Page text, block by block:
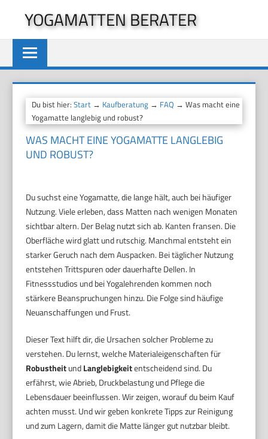
springen
YOGAMATTEN BERATER
Du bist hier:Start → Kaufberatung → FAQ → Was macht eine
Yogamatte langlebig und robust?
WAS MACHT EINE YOGAMATTE LANGLEBIG
UND ROBUST?
Du suchst eine Yogamatte, die lange hält, auch bei häufiger
Nutzung. Viele erleben, dass Matten nach wenigen Monaten
sichtbar altern. Der Belag nutzt sich ab. Kanten fransen. Die
Oberfläche wird glatt und rutschig. Manchmal entsteht ein
starker Geruch nach dem Auspacken. Bei täglicher Nutzung
entstehen Trittspuren oder dauerhafte Dellen. In
Fitnessstudios und bei Yogalehrenden kommen noch
stärkere Beanspruchungen hinzu. Die Folge sind häufige
Neuanschaffungen und Frust.
Dieser Text hilft dir, die Ursachen solcher Probleme zu
verstehen. Du lernst, welche Materialeigenschaften für
RobustheitundLanglebigkeitentscheidend sind. Du
erfährst, wie Abrieb, Druckbelastung und Pflege die
Lebensdauer beeinflussen. Wir zeigen, worauf du beim Kauf
achten musst. Und wir geben konkrete Tipps zur Reinigung
und zum Lagern, damit die Matte länger gut nutzbar bleibt.